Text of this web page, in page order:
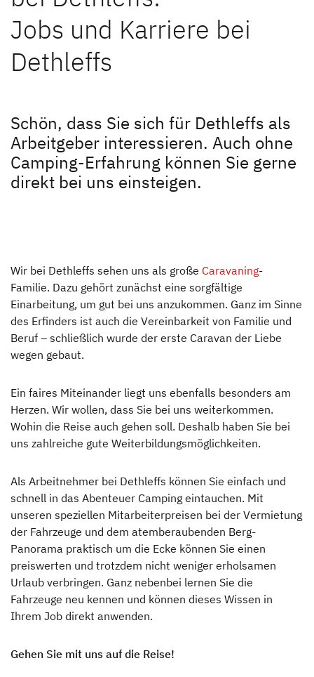
Unternehmen
Unternehmen
Karriere
Karriere
Stellenangebote
Dethleffs als Arbeitgeber
FAQs
Ansprechpartner
Hinter den Kulissen
News & Presse
Dethleffs Family Stiftung
Verantwortung
Reiseziel Zukunft
Erwin Hymer Museum
Händlersuche
Blog
Jobs und Karriere bei
Dethleffs
Schön, dass Sie sich für Dethleffs als
Arbeitgeber interessieren. Auch ohne
Camping-Erfahrung können Sie gerne
direkt bei uns einsteigen.
Wir bei Dethleffs sehen uns als große Caravaning-
Familie. Dazu gehört zunächst eine sorgfältige
Einarbeitung, um gut bei uns anzukommen. Ganz im Sinne
des Erfinders ist auch die Vereinbarkeit von Familie und
Beruf – schließlich wurde der erste Caravan der Liebe
wegen gebaut.
Ein faires Miteinander liegt uns ebenfalls besonders am
Herzen. Wir wollen, dass Sie bei uns weiterkommen.
Wohin die Reise auch gehen soll. Deshalb haben Sie bei
uns zahlreiche gute Weiterbildungsmöglichkeiten.
Als Arbeitnehmer bei Dethleffs können Sie einfach und
schnell in das Abenteuer Camping eintauchen. Mit
unseren speziellen Mitarbeiterpreisen bei der Vermietung
der Fahrzeuge und dem atemberaubenden Berg-
Panorama praktisch um die Ecke können Sie einen
preiswerten und trotzdem nicht weniger erholsamen
Urlaub verbringen. Ganz nebenbei lernen Sie die
Fahrzeuge neu kennen und können dieses Wissen in
Ihrem Job direkt anwenden.
Gehen Sie mit uns auf die Reise!
Dethleffs Händlersuche
Finde den Dethleffs Händler in deiner Nähe